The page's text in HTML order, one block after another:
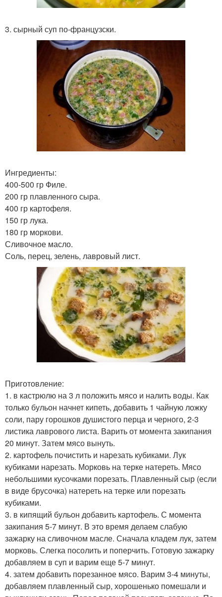
3. сырный суп по-французски.
Ингредиенты:
400-500 гр Филе.
200 гр плавленного сыра.
400 гр картофеля.
150 гр лука.
180 гр моркови.
Сливочное масло.
Соль, перец, зелень, лавровый лист.
Приготовление:
1. в кастрюлю на 3 л положить мясо и налить воды. Как
только бульон начнет кипеть, добавить 1 чайную ложку
соли, пару горошков душистого перца и черного, 2-3
листика лаврового листа. Варить от момента закипания
20 минут. Затем мясо вынуть.
2. картофель почистить и нарезать кубиками. Лук
кубиками нарезать. Морковь на терке натереть. Мясо
небольшими кусочками порезать. Плавленный сыр (если
в виде брусочка) натереть на терке или порезать
кубиками.
3. в кипящий бульон добавить картофель. С момента
закипания 5-7 минут. В это время делаем слабую
зажарку на сливочном масле. Сначала кладем лук, затем
морковь. Слегка посолить и поперчить. Готовую зажарку
добавляем в суп и варим еще 5-7 минут.
4. затем добавить порезанное мясо. Варим 3-4 минуты,
добавляем плавленный сыр, хорошенько помешали и